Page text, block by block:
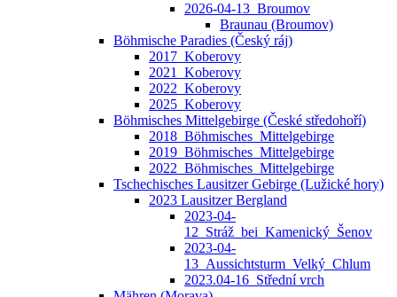
2026-04-13_Broumov
Braunau (Broumov)
Böhmische Paradies (Český ráj)
2017_Koberovy
2021_Koberovy
2022_Koberovy
2025_Koberovy
Böhmisches Mittelgebirge (České středohoří)
2018_Böhmisches_Mittelgebirge
2019_Böhmisches_Mittelgebirge
2022_Böhmisches_Mittelgebirge
Tschechisches Lausitzer Gebirge (Lužické hory)
2023 Lausitzer Bergland
2023-04-
12_Stráž_bei_Kamenický_Šenov
2023-04-
13_Aussichtsturm_Velký_Chlum
2023.04-16_Střední vrch